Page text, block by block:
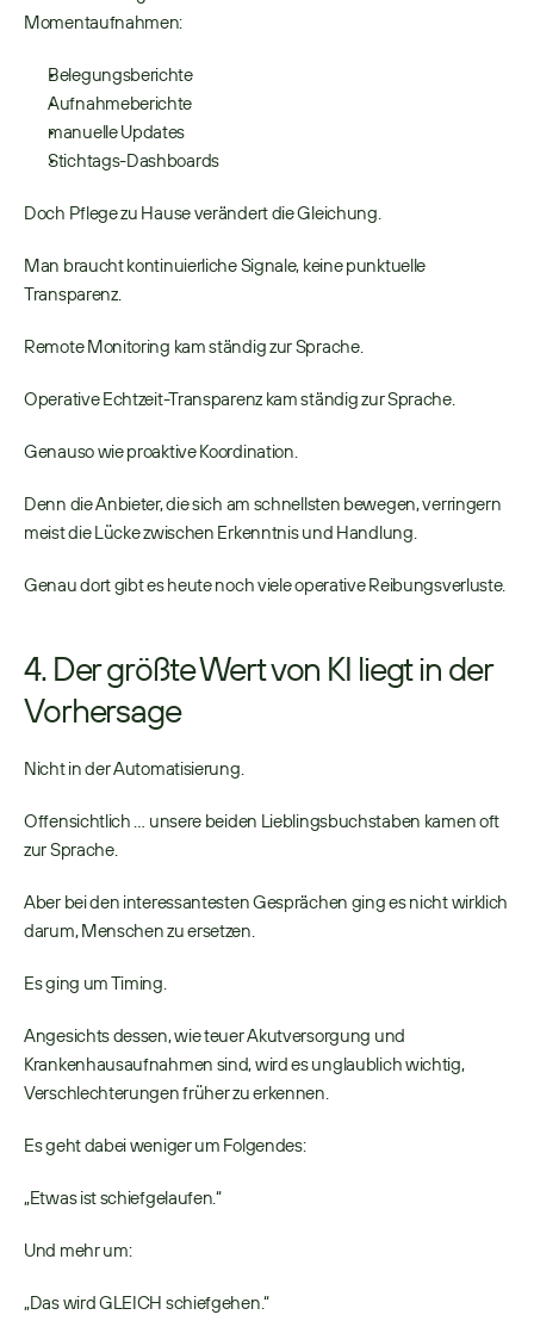
Momentaufnahmen:
Belegungsberichte
Aufnahmeberichte
manuelle Updates
Stichtags-Dashboards
Doch Pflege zu Hause verändert die Gleichung.
Man braucht kontinuierliche Signale, keine punktuelle
Transparenz.
Remote Monitoring kam ständig zur Sprache.
Operative Echtzeit-Transparenz kam ständig zur Sprache.
Genauso wie proaktive Koordination.
Denn die Anbieter, die sich am schnellsten bewegen, verringern
meist die Lücke zwischen Erkenntnis und Handlung.
Genau dort gibt es heute noch viele operative Reibungsverluste.
4. Der größte Wert von KI liegt in der
Vorhersage
Nicht in der Automatisierung.
Offensichtlich … unsere beiden Lieblingsbuchstaben kamen oft
zur Sprache.
Aber bei den interessantesten Gesprächen ging es nicht wirklich
darum, Menschen zu ersetzen.
Es ging um Timing.
Angesichts dessen, wie teuer Akutversorgung und
Krankenhausaufnahmen sind, wird es unglaublich wichtig,
Verschlechterungen früher zu erkennen.
Es geht dabei weniger um Folgendes:
„Etwas ist schiefgelaufen.“
Und mehr um:
„Das wird GLEICH schiefgehen.“